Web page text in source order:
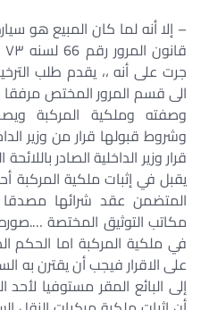
– إلا أنه لما كان المبيع هو
جرت على أنه ،، يقدم طلب
الى قسم المرور المختص
وصفته وملكية المركبة
قرار وزير الداخلية الصادر
يقبل في إثبات ملكية المركبة
المتضمن عقد شرائها مصدقا
مكاتب التوثيق المختصة
في ملكية المركبة اما الحكم
على الاقرار فيجب أن يقترن به
إلى البائع المقر مستوفيا